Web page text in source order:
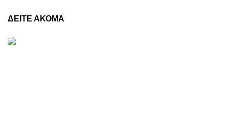
ΔΕΙΤΕ ΑΚΟΜΑ